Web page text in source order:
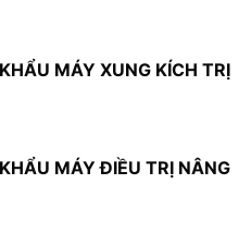
MÁY XUNG KÍCH TRỊ
MÁY ĐIỀU TRỊ NÂNG